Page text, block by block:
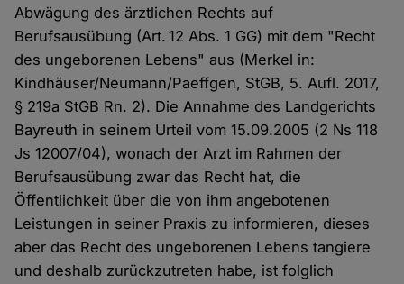
Abwägung des ärztlichen Rechts auf
Berufsausübung (Art. 12 Abs. 1 GG) mit dem "Recht
des ungeborenen Lebens" aus (Merkel in:
Kindhäuser/Neumann/Paeffgen, StGB, 5. Aufl. 2017,
§ 219a StGB Rn. 2). Die Annahme des Landgerichts
Bayreuth in seinem Urteil vom 15.09.2005 (2 Ns 118
Js 12007/04), wonach der Arzt im Rahmen der
Berufsausübung zwar das Recht hat, die
Öffentlichkeit über die von ihm angebotenen
Leistungen in seiner Praxis zu informieren, dieses
aber das Recht des ungeborenen Lebens tangiere
und deshalb zurückzutreten habe, ist folglich